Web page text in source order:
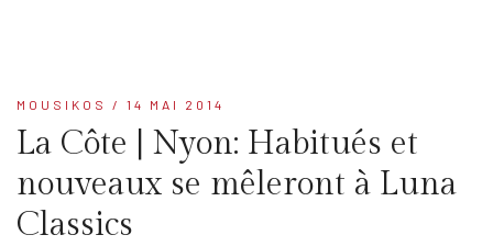
MOUSIKOS / 14 MAI 2014
La Côte | Nyon: Habitués et
nouveaux se mêleront à Luna
Classics